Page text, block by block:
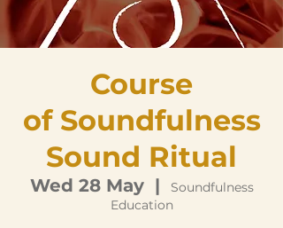
Course
of Soundfulness
Sound Ritual
Wed 28 May
  |
Soundfulness
Education